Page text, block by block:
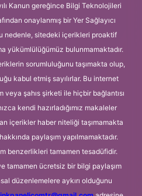
Kanun gereğince Bilgi Teknolojileri
onaylanmış bir Yer Sağlayıcı
nedenle, sitedeki içerikleri proaktif
yükümlülüğümüz bulunmamaktadır.
sorumluluğunu taşımakta olup,
kabul etmiş sayılırlar. Bu internet
şahıs şirketi ile hiçbir bağlantısı
kendi hazırladığımız makaleler
içerikler haber niteliği taşımamakta
paylaşım yapılmamaktadır.
benzerlikleri tamamen tesadüfidir.
tamamen ücretsiz bir bilgi paylaşım
düzenlemelere aykırı olduğunu